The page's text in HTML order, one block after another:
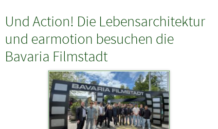
Und Action! Die Lebensarchitektur
und earmotion besuchen die
Bavaria Filmstadt